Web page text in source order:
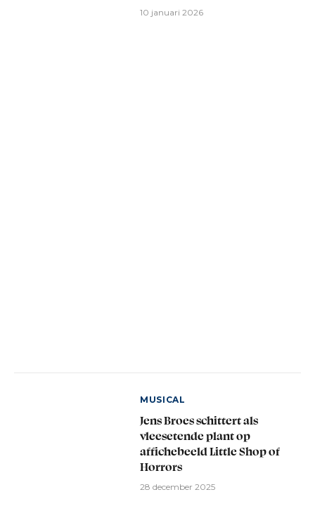
10 januari 2026
MUSICAL
Jens Broes schittert als
vleesetende plant op
affichebeeld Little Shop of
Horrors
28 december 2025